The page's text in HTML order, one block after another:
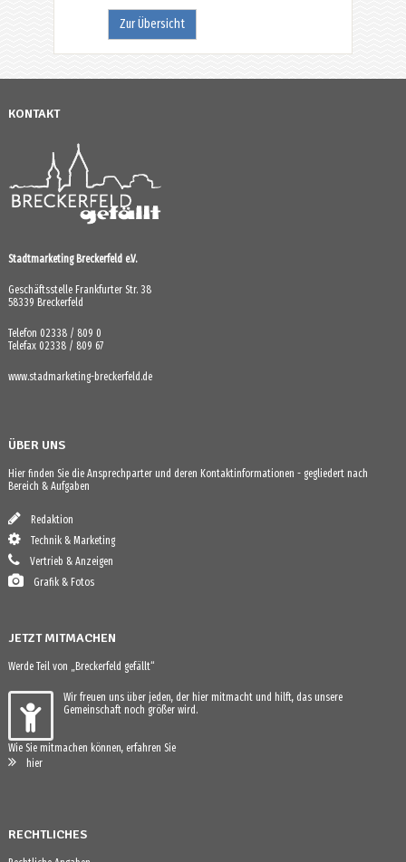
Zur Übersicht
KONTAKT
Stadtmarketing Breckerfeld e.V.
Geschäftsstelle Frankfurter Str. 38
58339 Breckerfeld
Telefon 02338 / 809 0
Telefax 02338 / 809 67
www.stadmarketing-breckerfeld.de
ÜBER UNS
Hier finden Sie die Ansprechparter und deren Kontaktinformationen - gegliedert nach
Bereich & Aufgaben
Redaktion
Technik & Marketing
Vertrieb & Anzeigen
Grafik & Fotos
JETZT MITMACHEN
Werde Teil von „Breckerfeld gefällt“
Wir freuen uns über jeden, der hier mitmacht und hilft, das unsere
Gemeinschaft noch größer wird.
Wie Sie mitmachen können, erfahren Sie
hier
RECHTLICHES